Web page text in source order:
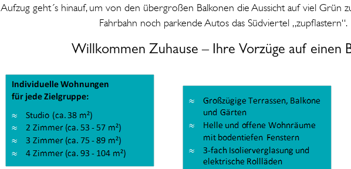
Aufzug geht´s hinauf, um von den übergroßen Balkonen die Aussicht auf viel Grün
Fahrbahn noch parkende Autos das Südviertel „zupflastern“.
Willkommen Zuhause – Ihre Vorzüge auf einen